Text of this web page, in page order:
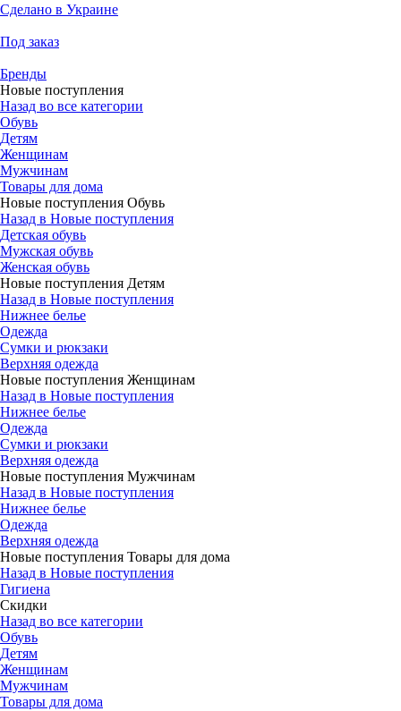
Сделано в Украине
Под заказ
Бренды
Новые поступления
Назад во все категории
Обувь
Детям
Женщинам
Мужчинам
Товары для дома
Новые поступления Обувь
Назад в Новые поступления
Детская обувь
Мужская обувь
Женская обувь
Новые поступления Детям
Назад в Новые поступления
Нижнее белье
Одежда
Сумки и рюкзаки
Верхняя одежда
Новые поступления Женщинам
Назад в Новые поступления
Нижнее белье
Одежда
Сумки и рюкзаки
Верхняя одежда
Новые поступления Мужчинам
Назад в Новые поступления
Нижнее белье
Одежда
Верхняя одежда
Новые поступления Товары для дома
Назад в Новые поступления
Гигиена
Скидки
Назад во все категории
Обувь
Детям
Женщинам
Мужчинам
Товары для дома